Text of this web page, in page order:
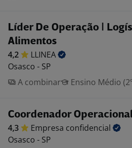
Líder De Operação |
Alimentos
4,2
LLINEA
Osasco - SP
A combinar
Ensino Médio
Coordenador
4,3 Empresa confidencial
Osasco - SP